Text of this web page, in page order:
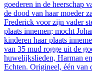
goederen in de heerschap
de dood van haar moeder
Frederick voor zijn vader
plaats innemen; mocht
kinderen haar plaats
van 35 mud rogge uit de
huwelijkslieden, Harman
Echten. Origineel, één van